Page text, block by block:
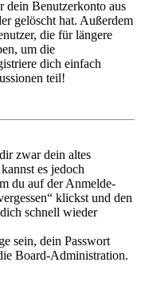
dein Benutzerkonto aus
gelöscht hat. Außerdem
die für längere
um die
dich einfach
teil!
zwar dein altes
es jedoch
du auf der Anmelde-
klickst und den
schnell wieder
sein, dein Passwort
Board-Administration.